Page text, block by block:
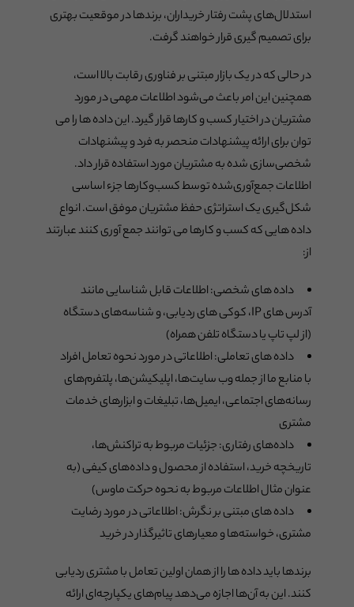
استدلال‌های پشت رفتار خریداران، برندها در موقعیت بهتری
برای تصمیم گیری قرار خواهند گرفت.
در حالی که در یک بازار مبتنی بر فناوری رقابت بالا است،
همچنین این امر باعث می‌شود اطلاعات مهمی در مورد
مشتریان در اختیار کسب و کارها قرار گیرد. این داده ها را می
توان برای ارائه پیشنهادات منحصر به فرد و پیشنهادات
شخصی‌سازی شده به مشتریان مورد استفاده قرار داد.
اطلاعات جمع‌آوری‌شده توسط کسب‌وکارها جزء اساسی
شکل‌گیری یک استراتژی حفظ مشتریان موفق است. انواع
داده هایی که کسب و کارها می توانند جمع آوری کنند عبارتند
از:
داده های شخصی: اطلاعات قابل شناسایی مانند
آدرس های IP، کوکی های ردیابی، و شناسه‌های دستگاه
(از لپ تاپ یا دستگاه تلفن همراه)
داده های تعاملی: اطلاعاتی در مورد نحوه تعامل افراد
با منابع ما از جمله وب سایت‌ها، اپلیکیشن‌ها، پلتفرم‌های
رسانه‌های اجتماعی، ایمیل‌ها، تبلیغات و ابزارهای خدمات
مشتری
داده‌های رفتاری: جزئیات مربوط به تراکنش‌ها،
تاریخچه خرید، استفاده از محصول و داده‌های کیفی (به
عنوان مثال اطلاعات مربوط به نحوه حرکت ماوس)
داده های مبتنی بر نگرش: اطلاعاتی در مورد رضایت
مشتری، خواسته‌ها و معیارهای تاثیرگذار در خرید
برندها باید داده ها را از همان اولین تعامل با مشتری ردیابی
کنند. این به آن‌ها اجازه می‌دهد پیام‌های یکپارچه‌ای ارائه